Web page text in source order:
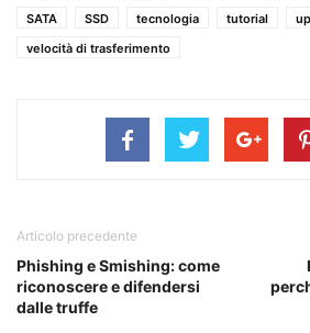
SATA
SSD tecnologia tutorial
velocità di trasferimento
Articolo precedente
Phishing e Smishing: come
riconoscere e difendersi
dalle truffe